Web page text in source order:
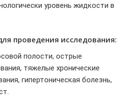
уровень жидкости в
проведения исследования:
полости, острые
тяжелые хронические
гипертоническая болезнь,